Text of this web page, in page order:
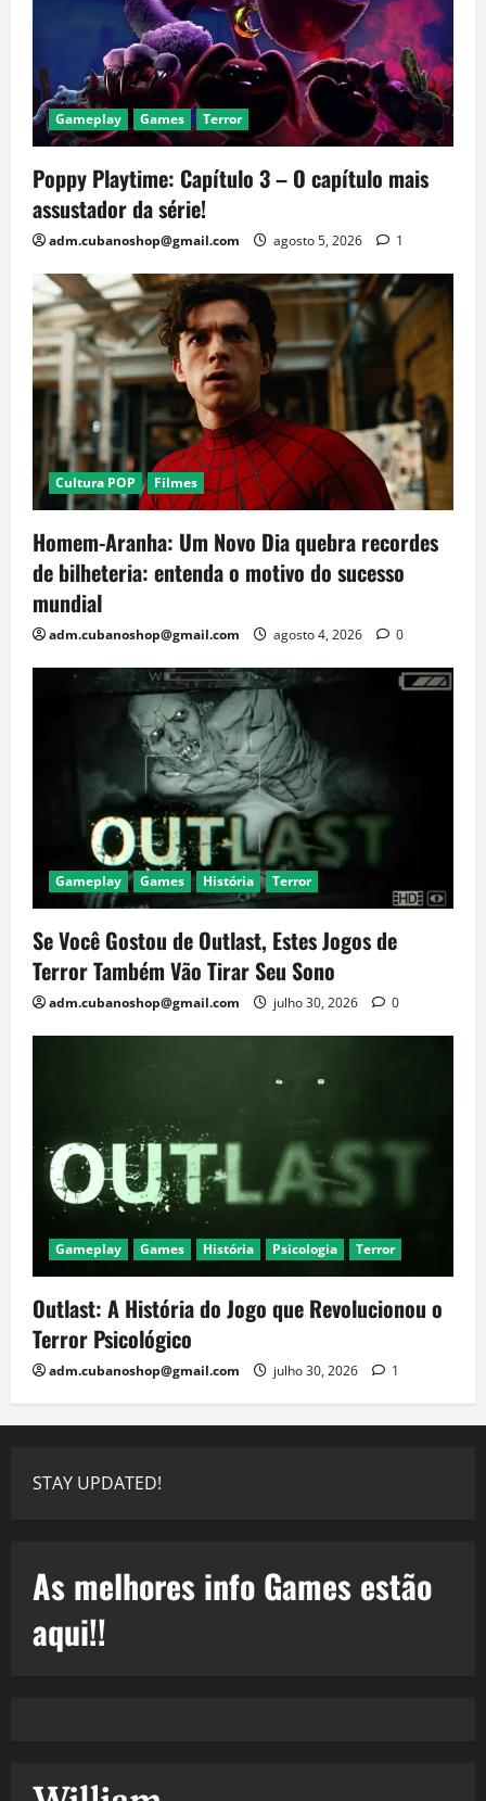
Gameplay Games Terror
Poppy Playtime: Capítulo 3 – O capítulo mais
assustador da série!
adm.cubanoshop@gmail.com agosto 5, 2026 1
Cultura POP Filmes
Homem-Aranha: Um Novo Dia quebra recordes
de bilheteria: entenda o motivo do sucesso
mundial
adm.cubanoshop@gmail.com agosto 4, 2026 0
Gameplay Games História Terror
Se Você Gostou de Outlast, Estes Jogos de
Terror Também Vão Tirar Seu Sono
adm.cubanoshop@gmail.com julho 30, 2026 0
Gameplay Games História Psicologia Terror
Outlast: A História do Jogo que Revolucionou o
Terror Psicológico
adm.cubanoshop@gmail.com julho 30, 2026 1
STAY UPDATED!
As melhores info Games estão
aqui!!